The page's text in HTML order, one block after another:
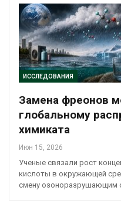
ИССЛЕДОВАНИЯ
Замена фреонов
глобальному
химиката
Июн 15, 2026
Ученые связали рост
кислоты в окружающей
смену озоноразрушающим